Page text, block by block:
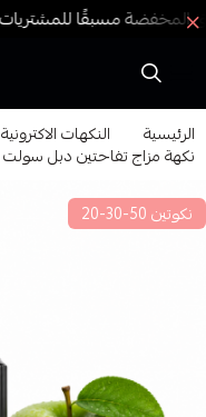
الرئيسية النكهات الاكترونية
نكهة مزاج تفاحتين دبل سولت MAZAJ two apples
نكوتين 50-30-20